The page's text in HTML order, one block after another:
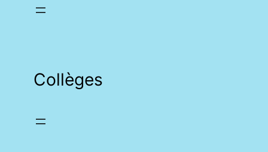
Collèges